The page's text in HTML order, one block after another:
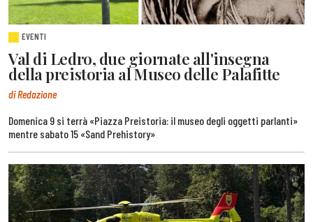
EVENTI
Val di Ledro, due giornate all'insegna
della preistoria al Museo delle Palafitte
di Redazione
Domenica 9 si terrà «Piazza Preistoria: il museo degli oggetti parlanti»
mentre sabato 15 «Sand Prehistory»